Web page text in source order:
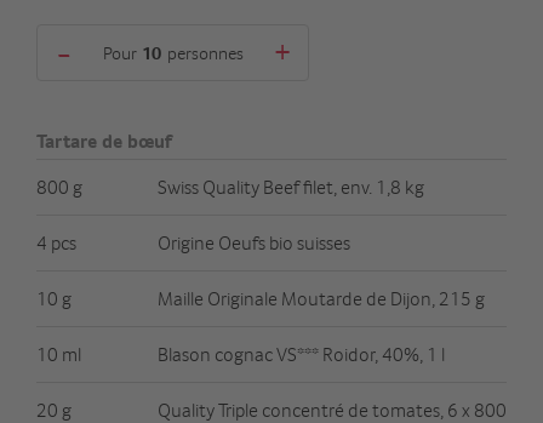
- Pour personnes +
Tartare de bœuf
800 g
Swiss Quality Beef filet, env. 1,8 kg
4 pcs Origine Oeufs bio suisses
10 g Maille Originale Moutarde de Dijon, 215 g
10 ml Blason cognac VS*** Roidor, 40%, 1 l
20 g
Quality Triple concentré de tomates, 6 x 800